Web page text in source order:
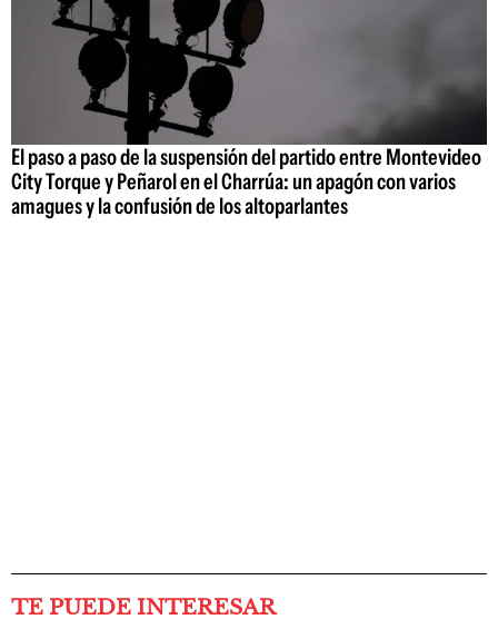
El paso a paso de la suspensión del partido entre Montevideo
City Torque y Peñarol en el Charrúa: un apagón con varios
amagues y la confusión de los altoparlantes
TE PUEDE INTERESAR